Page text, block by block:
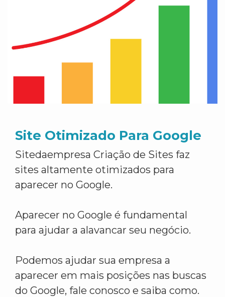
Site Otimizado Para Google
Sitedaempresa Criação de Sites faz
sites altamente otimizados para
aparecer no Google.
Aparecer no Google é fundamental
para ajudar a alavancar seu negócio.
Podemos ajudar sua empresa a
aparecer em mais posições nas buscas
do Google, fale conosco e saiba como.